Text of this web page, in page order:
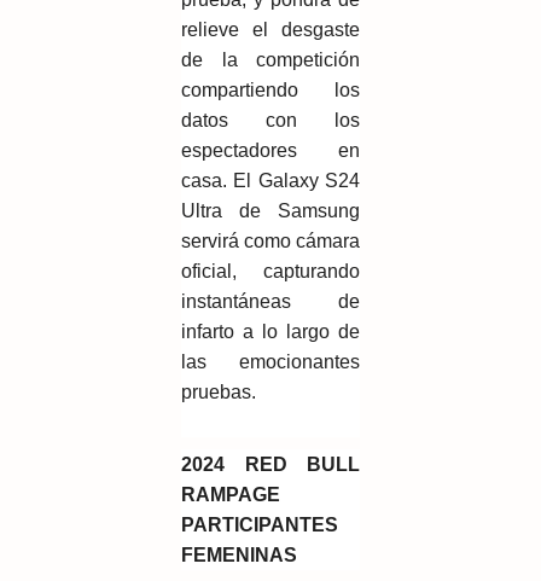
relieve el desgaste
de la competición
compartiendo los
datos con los
espectadores en
casa. El Galaxy S24
Ultra de Samsung
servirá como cámara
oficial, capturando
instantáneas de
infarto a lo largo de
las emocionantes
pruebas.
2024 RED BULL
RAMPAGE
PARTICIPANTES
FEMENINAS